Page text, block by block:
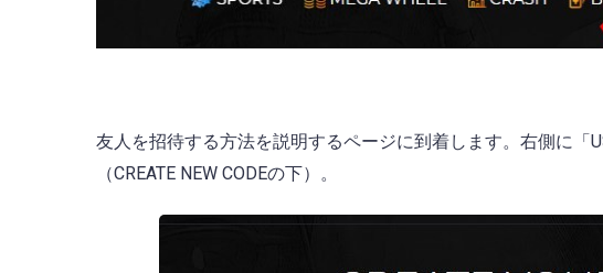
友人を招待する方法を説明するページに到着します。右側に「
（CREATE NEW CODEの下）。